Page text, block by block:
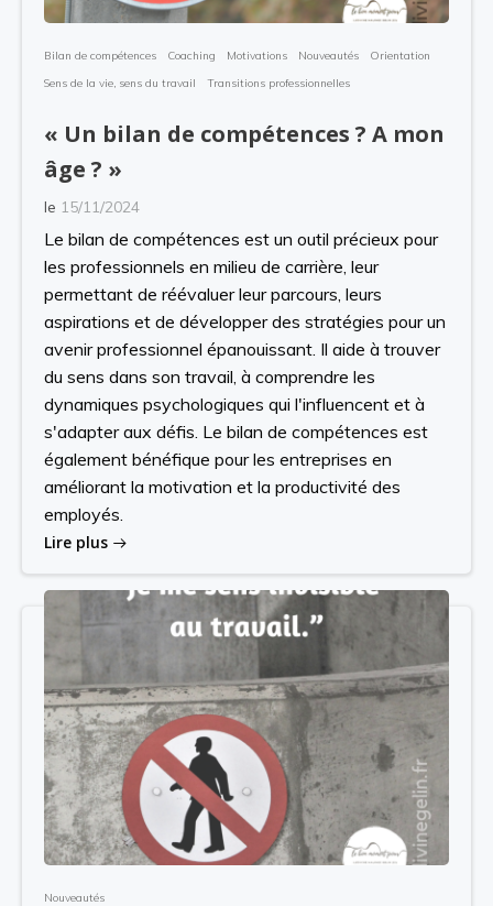
Bilan de compétences Coaching Motivations Nouveautés
Orientation
Sens de la vie, sens du travail
Transitions professionnelles
« Un bilan de compétences ? A mon
âge ? »
le 15/11/2024
Le bilan de compétences est un outil précieux pour
les professionnels en milieu de carrière, leur
permettant de réévaluer leur parcours, leurs
aspirations et de développer des stratégies pour un
avenir professionnel épanouissant. Il aide à trouver
du sens dans son travail, à comprendre les
dynamiques psychologiques qui l'influencent et à
s'adapter aux défis. Le bilan de compétences est
également bénéfique pour les entreprises en
améliorant la motivation et la productivité des
employés.
Lire plus
Nouveautés